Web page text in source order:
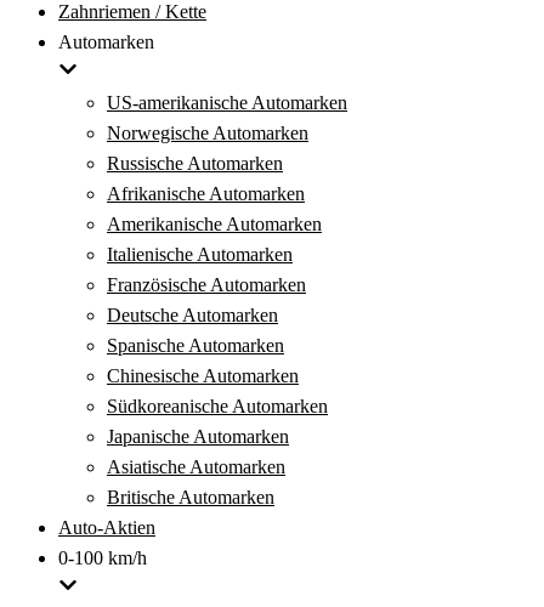
Zahnriemen / Kette
Automarken
US-amerikanische Automarken
Norwegische Automarken
Russische Automarken
Afrikanische Automarken
Amerikanische Automarken
Italienische Automarken
Französische Automarken
Deutsche Automarken
Spanische Automarken
Chinesische Automarken
Südkoreanische Automarken
Japanische Automarken
Asiatische Automarken
Britische Automarken
Auto-Aktien
0-100 km/h